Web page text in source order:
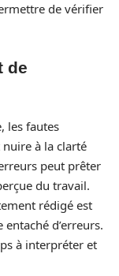
de vérifier
de
les fautes
à la clarté
peut prêter
du travail.
rédigé est
d’erreurs.
à interpréter et